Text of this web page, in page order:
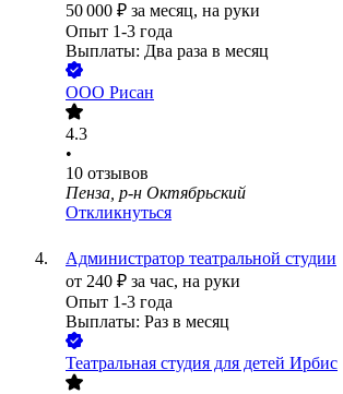
50 000 ₽ за месяц, на руки
Опыт 1-3 года
Выплаты: Два раза в месяц
ООО Рисан
4.3
•
10 отзывов
Пенза, р-н Октябрьский
Откликнуться
Администратор театральной студии
от 240 ₽ за час, на руки
Опыт 1-3 года
Выплаты: Раз в месяц
Театральная студия для детей Ирбис